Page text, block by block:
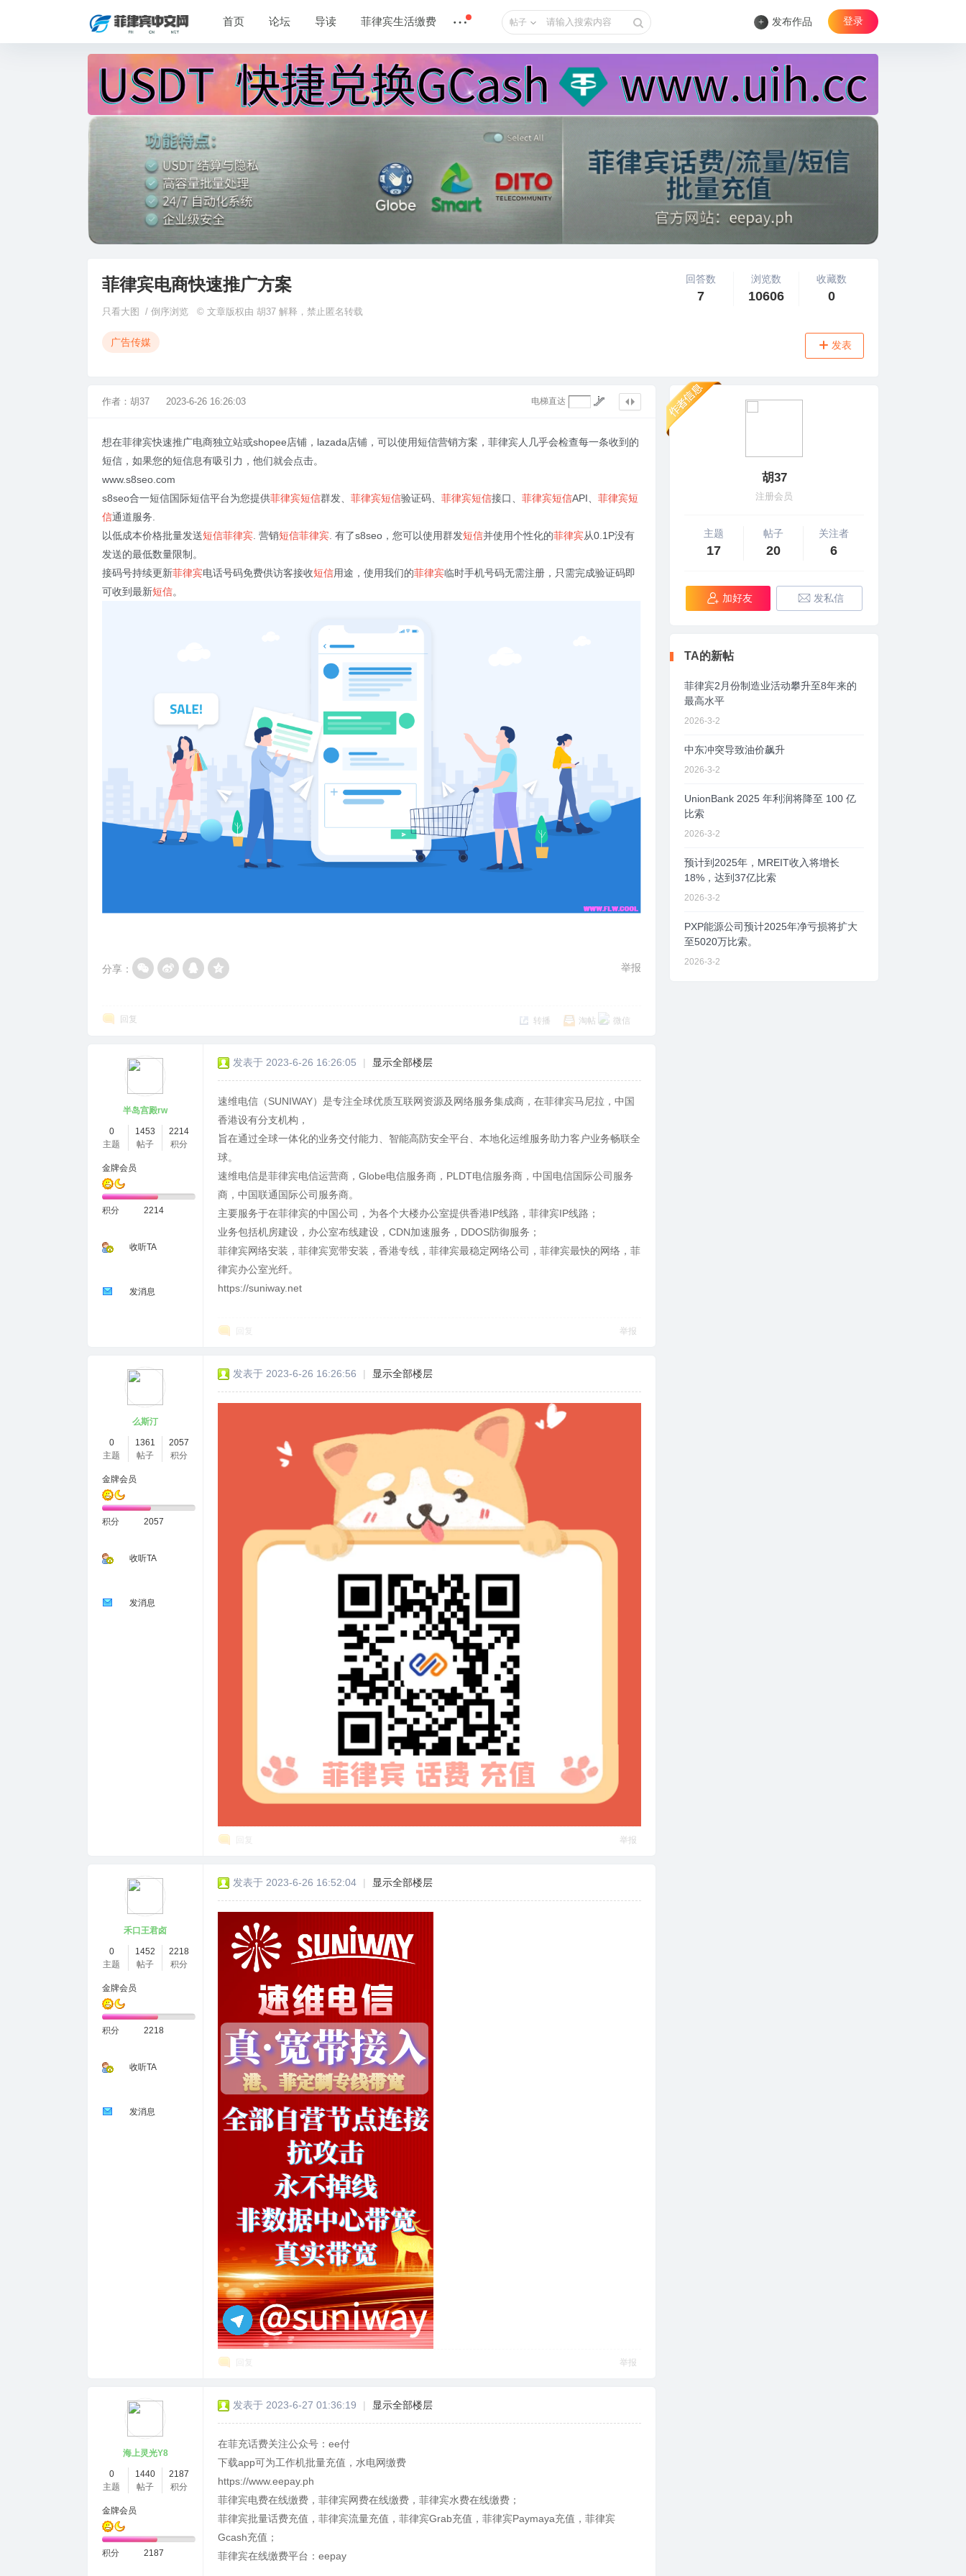
首页 论坛 导读 菲律宾生活缴费 帖子 + 发布作品 登录
菲律宾电商快速推广方案
只看大图 / 倒序浏览 © 文章版权由 胡37 解释，禁止匿名转载
广告传媒
回答数
7
浏览数
10606
收藏数
0
发表
作者： 胡37 2023-6-26 16:26:03 电梯直达
想在菲律宾快速推广电商独立站或shopee店铺，lazada店铺，可以使用短信营销方案，菲律宾人几乎会检查每一条收到的
短信，如果您的短信息有吸引力，他们就会点击。
www.s8seo.com
s8seo合一短信国际短信平台为您提供菲律宾短信群发、 菲律宾短信验证码、 菲律宾短信接口、 菲律宾短信API、 菲律宾短
信通道服务.
以低成本价格批量发送短信菲律宾 . 营销短信菲律宾 . 有了s8seo，您可以使用群发短信并使用个性化的菲律宾从0.1P没有
发送的最低数量限制。
接码号持续更新菲律宾电话号码免费供访客接收短信用途，使用我们的菲律宾临时手机号码无需注册，只需完成验证码即
可收到最新短信。
分享： 举报
转播 淘帖 微信
回复
半岛宫殿rw
0
主题
1453
帖子
2214
积分
金牌会员
积分 2214
收听TA
发消息
发表于 2023-6-26 16:26:05 | 显示全部楼层
速维电信（SUNIWAY）是专注全球优质互联网资源及网络服务集成商，在菲律宾马尼拉，中国
香港设有分支机构，
旨在通过全球一体化的业务交付能力、智能高防安全平台、本地化运维服务助力客户业务畅联全
球。
速维电信是菲律宾电信运营商，Globe电信服务商，PLDT电信服务商，中国电信国际公司服务
商，中国联通国际公司服务商。
主要服务于在菲律宾的中国公司，为各个大楼办公室提供香港IP线路，菲律宾IP线路；
业务包括机房建设，办公室布线建设，CDN加速服务，DDOS防御服务；
菲律宾网络安装，菲律宾宽带安装，香港专线，菲律宾最稳定网络公司，菲律宾最快的网络，菲
律宾办公室光纤。
https://suniway.net
举报
么斯汀
0
主题
1361
帖子
2057
积分
金牌会员
积分 2057
收听TA
发消息
发表于 2023-6-26 16:26:56 | 显示全部楼层
举报
禾口王君卤
0
主题
1452
帖子
2218
积分
金牌会员
积分 2218
收听TA
发消息
发表于 2023-6-26 16:52:04 | 显示全部楼层
举报
海上灵光Y8
0
主题
1440
帖子
2187
积分
金牌会员
积分 2187
发表于 2023-6-27 01:36:19 | 显示全部楼层
在菲充话费关注公众号：ee付
下载app可为工作机批量充值，水电网缴费
https://www.eepay.ph
菲律宾电费在线缴费，菲律宾网费在线缴费，菲律宾水费在线缴费；
菲律宾批量话费充值，菲律宾流量充值，菲律宾Grab充值，菲律宾Paymaya充值，菲律宾
Gcash充值；
菲律宾在线缴费平台：eepay
胡37
注册会员
主题
17
帖子
20
关注者
6
加好友 发私信
TA的新帖
菲律宾2月份制造业活动攀升至8年来的
最高水平
2026-3-2
中东冲突导致油价飙升
2026-3-2
UnionBank 2025 年利润将降至 100 亿
比索
2026-3-2
预计到2025年，MREIT收入将增长
18%，达到37亿比索
2026-3-2
PXP能源公司预计2025年净亏损将扩大
至5020万比索。
2026-3-2